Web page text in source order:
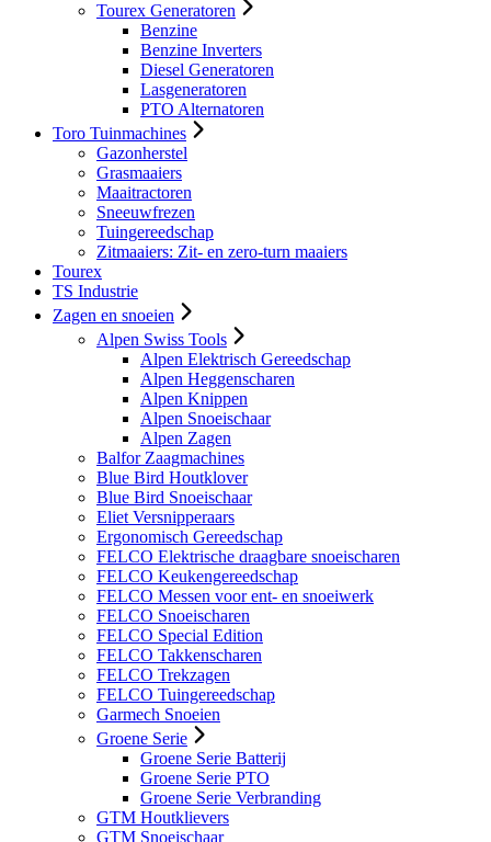
Tourex Generatoren
Benzine
Benzine Inverters
Diesel Generatoren
Lasgeneratoren
PTO Alternatoren
Toro Tuinmachines
Gazonherstel
Grasmaaiers
Maaitractoren
Sneeuwfrezen
Tuingereedschap
Zitmaaiers: Zit- en zero-turn maaiers
Tourex
TS Industrie
Zagen en snoeien
Alpen Swiss Tools
Alpen Elektrisch Gereedschap
Alpen Heggenscharen
Alpen Knippen
Alpen Snoeischaar
Alpen Zagen
Balfor Zaagmachines
Blue Bird Houtklover
Blue Bird Snoeischaar
Eliet Versnipperaars
Ergonomisch Gereedschap
FELCO Elektrische draagbare snoeischaren
FELCO Keukengereedschap
FELCO Messen voor ent- en snoeiwerk
FELCO Snoeischaren
FELCO Special Edition
FELCO Takkenscharen
FELCO Trekzagen
FELCO Tuingereedschap
Garmech Snoeien
Groene Serie
Groene Serie Batterij
Groene Serie PTO
Groene Serie Verbranding
GTM Houtklievers
GTM Snoeischaar